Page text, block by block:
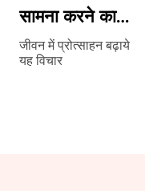
सामना करने का
हौसला देते हैं –
जीवन में प्रोत्साहन बढ़ाये
यह विचार